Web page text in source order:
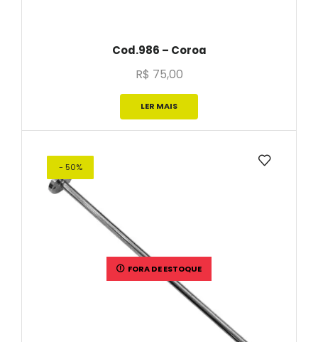
Cod.986 – Coroa
R$ 75,00
LER MAIS
- 50%
FORA DE ESTOQUE